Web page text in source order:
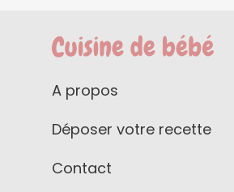
A propos
Déposer votre recette
Contact